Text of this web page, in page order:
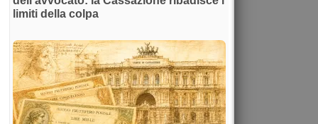
limiti della colpa